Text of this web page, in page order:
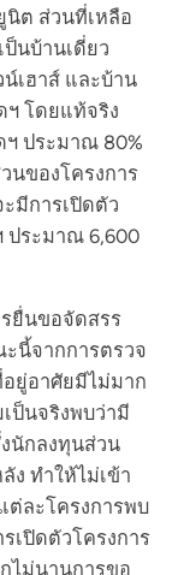
นิต ส่วนที่เหลือ
นบ้านเดี่ยว
เฮาส์ และบ้าน
โดยแท้จริง
ประมาณ 80%
นของโครงการ
มีการเปิดตัว
ประมาณ 6,600
รยื่นขอจัดสรร
นี้จากการตรวจ
ยู่อาศัยมีไม่มาก
ป็นจริงพบว่ามี
นักลงทุนส่วน
ง ทำให้ไม่เข้า
ละโครงการพบ
เปิดตัวโครงการ
ไม่นานการขอ